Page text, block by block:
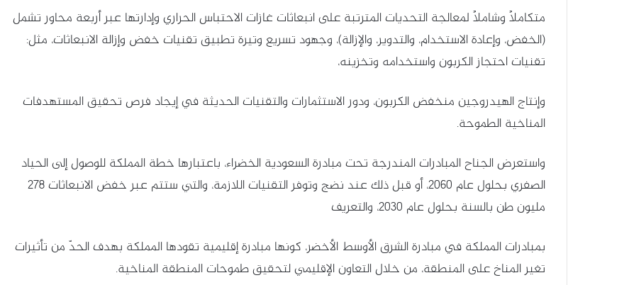
متكاملاً وشاملاً لمعالجة التحديات المترتبة على انبعاثات غازات الاحتباس الحراري وإدارتها عبر أربعة محاور تشمل
(الخفض، وإعادة الاستخدام، والتدوير، والإزالة)، وجهود تسريع وتيرة تطبيق تقنيات خفض وإزالة الانبعاثات، مثل:
تقنيات احتجاز الكربون واستخدامه وتخزينه،
وإنتاج الهيدروجين منخفض الكربون، ودور الاستثمارات والتقنيات الحديثة في إيجاد فرص تحقيق المستهدفات
المناخية الطموحة.
واستعرض الجناح المبادرات المندرجة تحت مبادرة السعودية الخضراء، باعتبارها خطة المملكة للوصول إلى الحياد
الصفري بحلول عام 2060، أو قبل ذلك عند نضج وتوفر التقنيات اللازمة، والتي ستتم عبر خفض الانبعاثات 278
مليون طن بالسنة بحلول عام 2030، والتعريف
بمبادرات المملكة في مبادرة الشرق الأوسط الأخضر، كونها مبادرة إقليمية تقودها المملكة بهدف الحدّ من تأثيرات
تغير المناخ على المنطقة، من خلال التعاون الإقليمي لتحقيق طموحات المنطقة المناخية.